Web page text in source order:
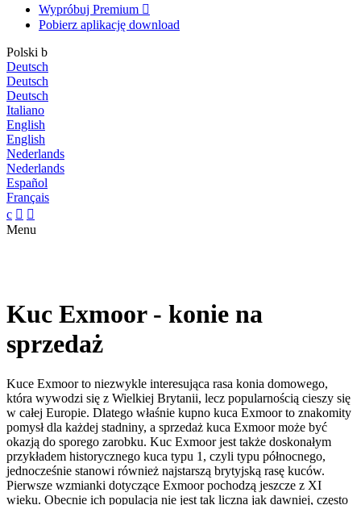
Wypróbuj Premium 
Pobierz aplikację download
Polski b
Deutsch
Deutsch
Deutsch
Italiano
English
English
Nederlands
Nederlands
Español
Français
c  
Menu
Kuc Exmoor - konie na
sprzedaż
Kuce Exmoor to niezwykle interesująca rasa konia domowego,
która wywodzi się z Wielkiej Brytanii, lecz popularnością cieszy się
w całej Europie. Dlatego właśnie kupno kuca Exmoor to znakomity
pomysł dla każdej stadniny, a sprzedaż kuca Exmoor może być
okazją do sporego zarobku. Kuc Exmoor jest także doskonałym
przykładem historycznego kuca typu 1, czyli typu północnego,
jednocześnie stanowi również najstarszą brytyjską rasę kuców.
Pierwsze wzmianki dotyczące Exmoor pochodzą jeszcze z XI
wieku. Obecnie ich populacja nie jest tak liczna jak dawniej, często